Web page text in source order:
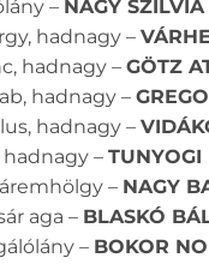
– NAGY SZILVIA
hadnagy –
hadnagy – GÖTZ
hadnagy –
hadnagy –
– TUNYOGI
– NAGY
aga – BLASKÓ
– BOKOR